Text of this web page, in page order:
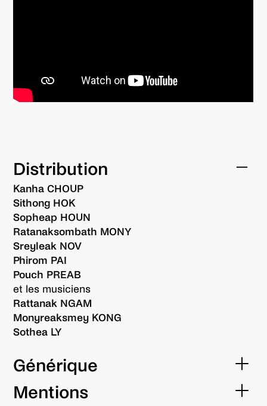
Distribution
Kanha CHOUP
Sithong HOK
Sopheap HOUN
Ratanaksombath MONY
Sreyleak NOV
Phirom PAI
Pouch PREAB
et les musiciens
Rattanak NGAM
Monyreaksmey KONG
Sothea LY
Générique
Mise en scène et Directeur Artistique
Bonthoeun Houn
Mentions